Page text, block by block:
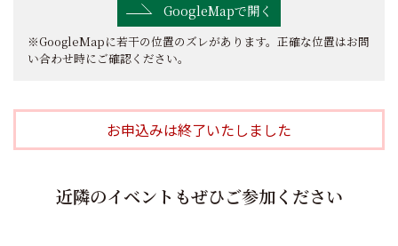
GoogleMapで開く
※GoogleMapに若干の位置のズレがあります。正確な位置はお問
い合わせ時にご確認ください。
お申込みは終了いたしました
近隣のイベントもぜひご参加ください